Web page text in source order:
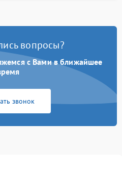
вопросы?
с Вами в ближайшее
звонок